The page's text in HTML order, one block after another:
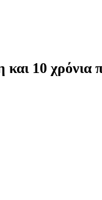
και 10 χρόνια